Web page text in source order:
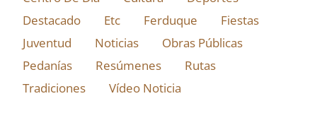
Destacado
Etc Ferduque
Fiestas
Juventud
Noticias
Obras Públicas
Pedanías
Resúmenes
Rutas
Tradiciones
Vídeo Noticia